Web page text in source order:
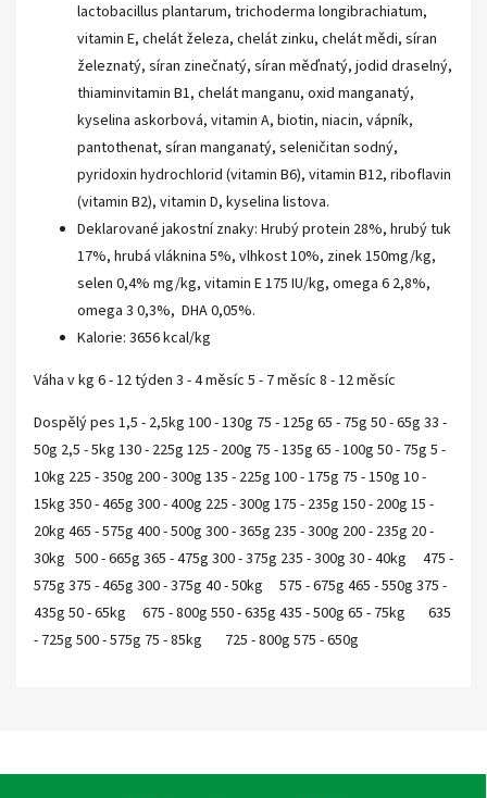
lactobacillus plantarum, trichoderma longibrachiatum,
vitamin E, chelát železa, chelát zinku, chelát mědi, síran
železnatý, síran zinečnatý, síran měďnatý, jodid draselný,
thiaminvitamin B1, chelát manganu, oxid manganatý,
kyselina askorbová, vitamin A, biotin, niacin, vápník,
pantothenat, síran manganatý, seleničitan sodný,
pyridoxin hydrochlorid (vitamin B6), vitamin B12, riboflavin
(vitamin B2), vitamin D, kyselina listova.
Deklarované jakostní znaky: Hrubý protein 28%, hrubý tuk
17%, hrubá vláknina 5%, vlhkost 10%, zinek 150mg/kg,
selen 0,4% mg/kg, vitamin E 175 IU/kg, omega 6 2,8%,
omega 3 0,3%, DHA 0,05%.
Kalorie: 3656 kcal/kg
Váha v kg 6 - 12 týden 3 - 4 měsíc 5 - 7 měsíc 8 - 12 měsíc
Dospělý pes 1,5 - 2,5kg 100 - 130g 75 - 125g 65 - 75g 50 - 65g 33 -
50g 2,5 - 5kg 130 - 225g 125 - 200g 75 - 135g 65 - 100g 50 - 75g 5 -
10kg 225 - 350g 200 - 300g 135 - 225g 100 - 175g 75 - 150g 10 -
15kg 350 - 465g 300 - 400g 225 - 300g 175 - 235g 150 - 200g 15 -
20kg 465 - 575g 400 - 500g 300 - 365g 235 - 300g 200 - 235g 20 -
30kg 500 - 665g 365 - 475g 300 - 375g 235 - 300g 30 - 40kg 475 -
575g 375 - 465g 300 - 375g 40 - 50kg 575 - 675g 465 - 550g 375 -
435g 50 - 65kg 675 - 800g 550 - 635g 435 - 500g 65 - 75kg 635
- 725g 500 - 575g 75 - 85kg 725 - 800g 575 - 650g